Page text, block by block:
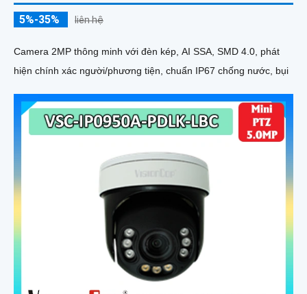
5%-35% liên hệ
Camera 2MP thông minh với đèn kép, AI SSA, SMD 4.0, phát
hiện chính xác người/phương tiện, chuẩn IP67 chống nước, bụi